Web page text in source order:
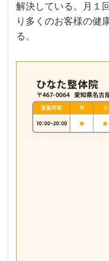
解決している。月１
り多くのお客様の健
る。